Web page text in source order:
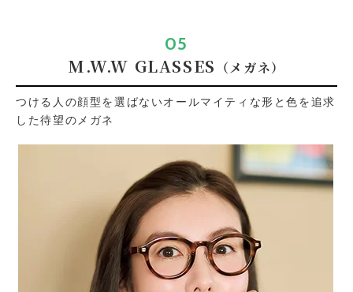
05
M.W.W GLASSES （メガネ）
つける人の顔型を選ばないオールマイティな形と色を追求
した待望のメガネ